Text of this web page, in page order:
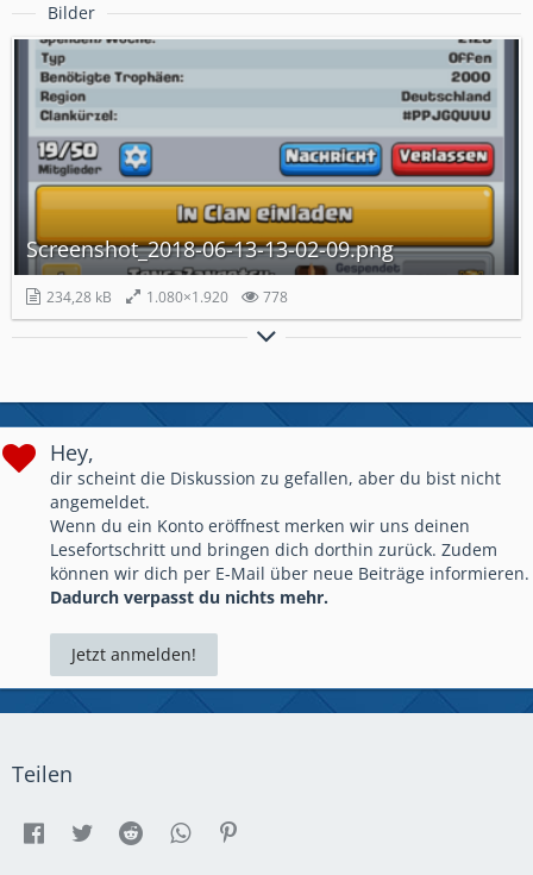
Bilder
Screenshot_2018-06-13-13-02-09.png
234,28 kB 1.080×1.920 778
~ Clash Royale ~
Clan : PixelHelden
PS: Sind noch auf der suche nach Aktive sympathische
Member!
Hey,
dir scheint die Diskussion zu gefallen, aber du bist nicht
angemeldet.
Wenn du ein Konto eröffnest merken wir uns deinen
Lesefortschritt und bringen dich dorthin zurück. Zudem
können wir dich per E-Mail über neue Beiträge informieren.
Dadurch verpasst du nichts mehr.
Jetzt anmelden!
Teilen